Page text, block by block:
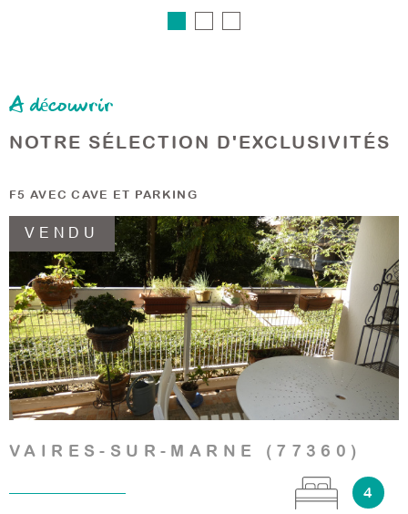
A découvrir
NOTRE SÉLECTION D'EXCLUSIVITÉS
F5 AVEC CAVE ET PARKING
VENDU
VOIR LE BIEN
VAIRES-SUR-MARNE (77360)
4